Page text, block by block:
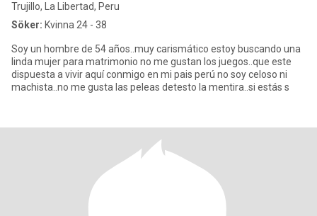
Trujillo, La Libertad, Peru
Söker: Kvinna 24 - 38
Soy un hombre de 54 años..muy carismático estoy buscando una
linda mujer para matrimonio no me gustan los juegos..que este
dispuesta a vivir aquí conmigo en mi pais perú no soy celoso ni
machista..no me gusta las peleas detesto la mentira..si estás s